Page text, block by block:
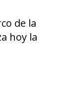
de la
hoy la